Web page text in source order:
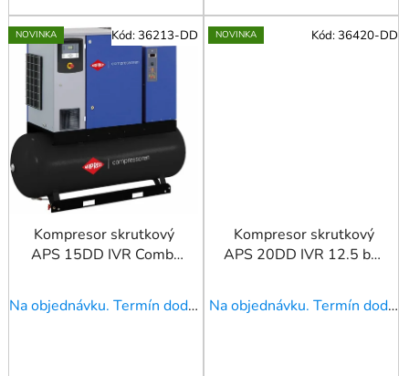
NOVINKA
Kompresor skrutkový
APS 15DD IVR Combi
kW 265-1860 l/min
500 l
Na objednávku. Termín dodania upresníme!
Kód:36213-DD NOVINKA
Kompresor skrutkový
APS 20DD IVR 12.5 bar
2290 l/min
Na objednávku. Termín dodania upresníme!
Kód:36420-DD